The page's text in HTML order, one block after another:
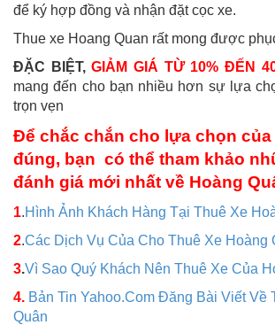
để ký hợp đồng và nhận đặt cọc xe.
Thue xe Hoang Quan rất mong được
ĐẶC BIỆT,GIẢM GIÁ TỪ 10% ĐẾN
mang đến cho bạn nhiều hơn sự lựa
trọn vẹn
Để chắc chắn cho lựa chọn của
đúng, bạn có thể tham khảo
đánh giá mới nhất về Hoàng
1.Hình Ảnh Khách Hàng Tại Thuê Xe
2.Các Dịch Vụ Của Cho Thuê Xe Hoàng
3.Vì Sao Quý Khách Nên Thuê Xe Của
4. Bản Tin Yahoo.Com Đăng Bài Viết Về
Quân